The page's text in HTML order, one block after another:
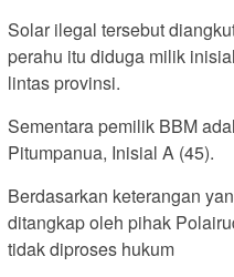
Solar ilegal tersebut
perahu itu diduga milik
lintas provinsi.
Sementara pemilik BBM
Pitumpanua, Inisial A (45).
Berdasarkan keterangan
ditangkap oleh pihak
tidak diproses hukum